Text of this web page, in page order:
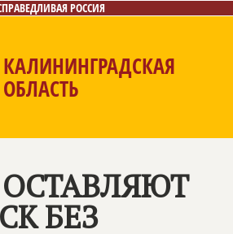
РОССИЯ
КАЛИНИНГРАДСКАЯ
ОБЛАСТЬ
Контакты
БЕЗ